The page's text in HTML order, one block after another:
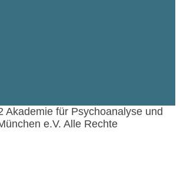
Akademie für Psychoanalyse und
e.V. Alle Rechte